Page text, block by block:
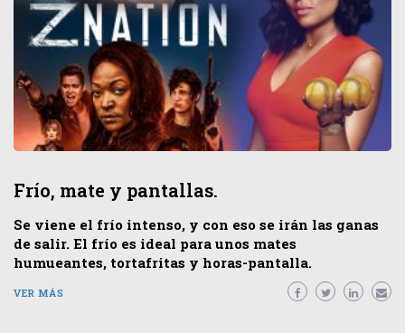
Frío, mate y pantallas.
Se viene el frío intenso, y con eso se irán las ganas
de salir. El frío es ideal para unos mates
humueantes, tortafritas y horas-pantalla.
VER MÁS